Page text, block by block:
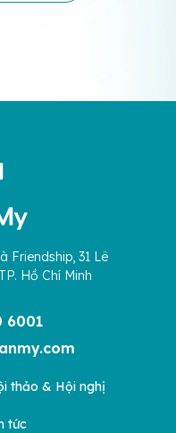
Friendship, 31 Lê
Hồ Chí Minh
6001
thảo & Hội nghị
tức